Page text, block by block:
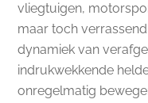
vliegtuigen,
maar toch
dynamiek van
indrukwekkende
onregelmatig